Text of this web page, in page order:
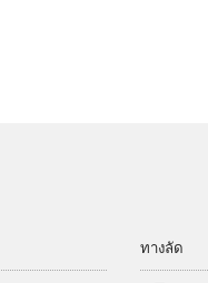
ทางลัด